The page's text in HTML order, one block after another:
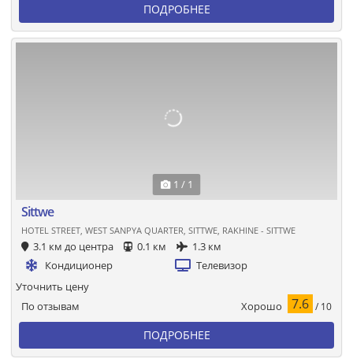
ПОДРОБНЕЕ
1 / 1
Sittwe
HOTEL STREET, WEST SANPYA QUARTER, SITTWE, RAKHINE - SITTWE
3.1 км до центра 0.1 км
1.3 км
Кондиционер
Телевизор
По отзывам Хорошо 7.6 / 10
Уточнить цену
ПОДРОБНЕЕ